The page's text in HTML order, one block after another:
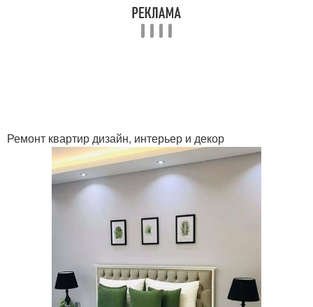
Ремонт квартир дизайн, интерьер и декор